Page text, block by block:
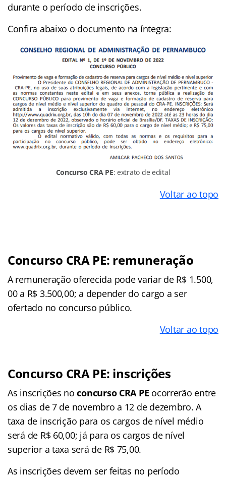
durante o período de inscrições.
Confira abaixo o documento na íntegra:
Concurso CRA PE: extrato de edital
Voltar ao topo
Concurso CRA PE: remuneração
A remuneração oferecida pode variar de R$ 1.500,
00 a R$ 3.500,00; a depender do cargo a ser
ofertado no concurso público.
Voltar ao topo
Concurso CRA PE: inscrições
As inscrições noconcurso CRA PE ocorrerão entre
os dias de 7 de novembro a 12 de dezembro. A
taxa de inscrição para os cargos de nível médio
será de R$ 60,00; já para os cargos de nível
superior a taxa será de R$ 75,00.
As inscrições devem ser feitas no período